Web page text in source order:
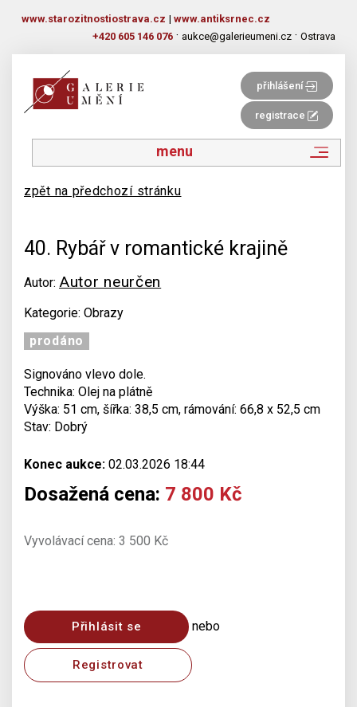
www.starozitnostiostrava.cz | www.antiksrnec.cz
+420 605 146 076 · aukce@galerieumeni.cz · Ostrava
přihlášení
registrace
menu
zpět na předchozí stránku
40. Rybář v romantické krajině
Autor: Autor neurčen
Kategorie: Obrazy
prodáno
Signováno vlevo dole.
Technika: Olej na plátně
Výška: 51 cm, šířka: 38,5 cm, rámování: 66,8 x 52,5 cm
Stav: Dobrý
Konec aukce: 02.03.2026 18:44
Dosažená cena: 7 800 Kč
Vyvolávací cena: 3 500 Kč
Přihlásit se nebo
Registrovat